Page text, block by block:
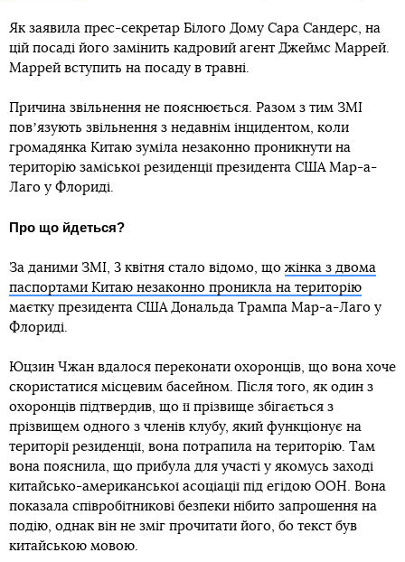
Як заявила прес-секретар Білого Дому Сара Сандерс, на
цій посаді його замінить кадровий агент Джеймс Маррей.
Маррей вступить на посаду в травні.
Причина звільнення не пояснюється. Разом з тим ЗМІ
повʼязують звільнення з недавнім інцидентом, коли
громадянка Китаю зуміла незаконно проникнути на
територію заміської резиденції президента США Мар-а-
Лаго у Флориді.
Про що йдеться?
За даними ЗМІ, 3 квітня стало відомо, що жінка з двома
паспортами Китаю незаконно проникла на територію
маєтку президента США Дональда Трампа Мар-а-Лаго у
Флориді.
Юцзин Чжан вдалося переконати охоронців, що вона хоче
скористатися місцевим басейном. Після того, як один з
охоронців підтвердив, що її прізвище збігається з
прізвищем одного з членів клубу, який функціонує на
території резиденції, вона потрапила на територію. Там
вона пояснила, що прибула для участі у якомусь заході
китайсько-американської асоціації під егідою ООН. Вона
показала співробітникові безпеки нібито запрошення на
подію, однак він не зміг прочитати його, бо текст був
китайською мовою.